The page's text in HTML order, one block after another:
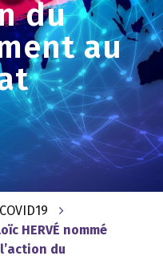
du
au
COVID19
HERVÉ nommé
du